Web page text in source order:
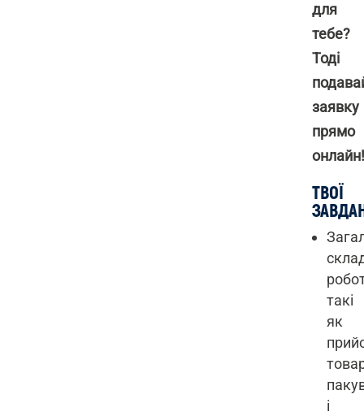
для
тебе?
Тоді
заявку
прямо
онлайн!
ТВОЇ
такі
як
і